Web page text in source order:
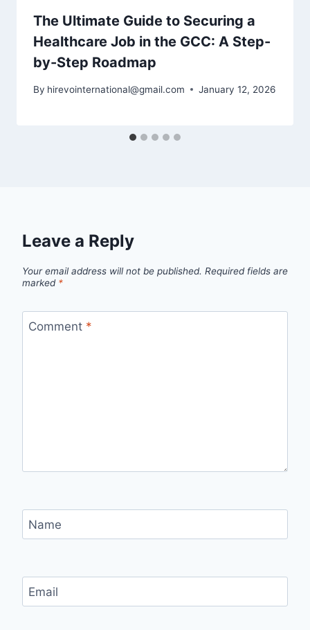
The Ultimate Guide to Securing a
Healthcare Job in the GCC: A Step-
by-Step Roadmap
By hirevointernational@gmail.com January 12, 2026
Leave a Reply
Your email address will not be published. Required fields are
marked *
Comment *
Name
Email